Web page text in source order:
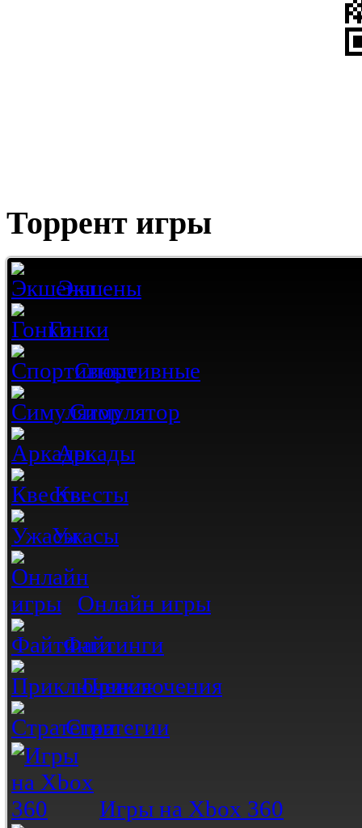
Торрент игры
Экшены
Гонки
Спортивные
Симулятор
Аркады
Квесты
Ужасы
Онлайн игры
Файтинги
Приключения
Стратегии
Игры на Xbox 360